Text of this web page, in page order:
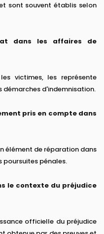
sont souvent établis selon
dans les affaires de
victimes, les représente
démarches d'indemnisation.
pris en compte dans
élément de réparation dans
poursuites pénales.
le contexte du préjudice
officielle du préjudice